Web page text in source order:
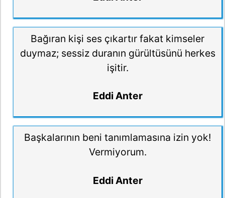
Bağıran kişi ses çıkartır fakat kimseler
duymaz; sessiz duranın gürültüsünü herkes
işitir.
Eddi Anter
Başkalarının beni tanımlamasına izin yok!
Vermiyorum.
Eddi Anter